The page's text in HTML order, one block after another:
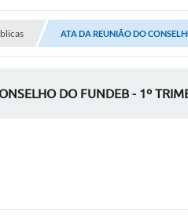
ATA DA REUNIÃO DO
DO FUNDEB - 1º